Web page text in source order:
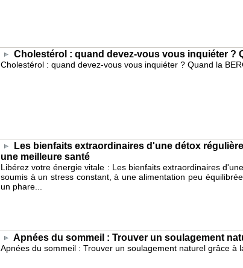
Cholestérol : quand devez-vous vous inquiéter ?
Cholestérol : quand devez-vous vous inquiéter ? Quand la
Les bienfaits extraordinaires d'une détox
une meilleure santé
Libérez votre énergie vitale : Les bienfaits extraordinaires
soumis à un stress constant, à une alimentation peu
un phare...
Apnées du sommeil : Trouver un soulagement
Apnées du sommeil : Trouver un soulagement naturel grâce à